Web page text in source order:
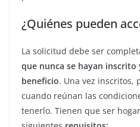
¿Quiénes pueden
La solicitud debe ser
que nunca se hayan inscrito
beneficio. Una vez inscritos,
cuando reúnan las
tenerlo. Tienen que ser